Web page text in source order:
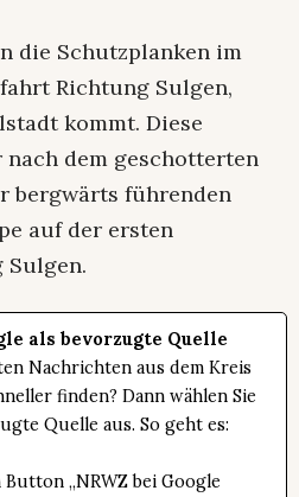
die Schutzplanken im
Richtung Sulgen,
kommt. Diese
dem geschotterten
bergwärts führenden
auf der ersten
Sulgen.
als bevorzugte Quelle
Nachrichten aus dem Kreis
finden? Dann wählen Sie
Quelle aus. So geht es:
„NRWZ bei Google